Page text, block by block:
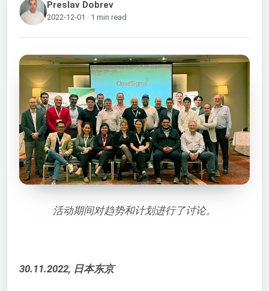
Preslav Dobrev
2022-12-01 · 1 min read
活动期间对趋势和计划进行了讨论。
30.11.2022, 日本东京